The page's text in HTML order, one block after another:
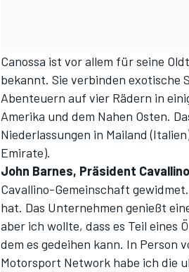
Canossa ist vor allem für seine
bekannt. Sie verbinden exotische
Abenteuern auf vier Rädern in
Amerika und dem Nahen Osten.
Niederlassungen in Mailand
Emirate).
John Barnes, Präsident
Cavallino-Gemeinschaft
hat. Das Unternehmen genießt
aber ich wollte, dass es Teil eines
dem es gedeihen kann. In Person
Motorsport Network habe ich die